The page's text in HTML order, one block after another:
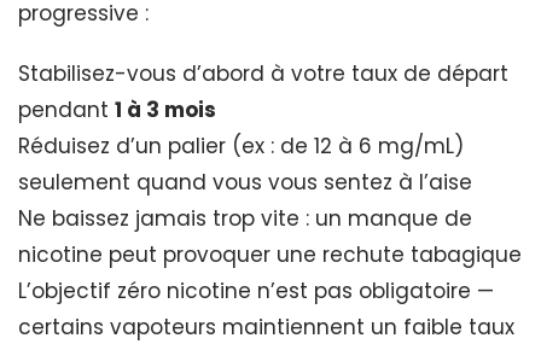
progressive :
Stabilisez-vous d’abord à votre taux de départ
pendant 1 à 3 mois
Réduisez d’un palier (ex : de 12 à 6 mg/mL)
seulement quand vous vous sentez à l’aise
Ne baissez jamais trop vite : un manque de
nicotine peut provoquer une rechute tabagique
L’objectif zéro nicotine n’est pas obligatoire —
certains vapoteurs maintiennent un faible taux